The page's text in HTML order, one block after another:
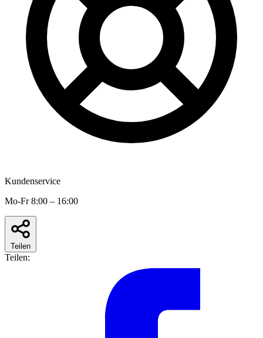
Kundenservice
Mo-Fr 8:00 – 16:00
Teilen
Teilen: